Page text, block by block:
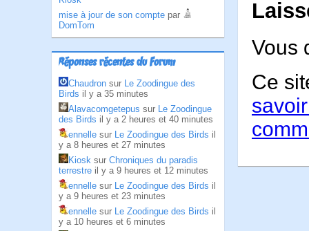
mise à jour de son compte par
DomTom
Réponses récentes du Forum
Chaudron sur Le Zoodingue des
Birds il y a 35 minutes
Alavacomgetepus sur Le Zoodingue
des Birds il y a 2 heures et 40 minutes
ennelle sur Le Zoodingue des Birds il
y a 8 heures et 27 minutes
Kiosk sur Chroniques du paradis
terrestre il y a 9 heures et 12 minutes
ennelle sur Le Zoodingue des Birds il
y a 9 heures et 23 minutes
ennelle sur Le Zoodingue des Birds il
y a 10 heures et 6 minutes
Vous
Ce